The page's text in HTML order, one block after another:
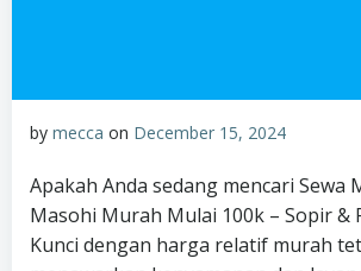
by mecca on December 15, 2024
Apakah Anda sedang mencari Sewa
Masohi Murah Mulai 100k – Sopir &
Kunci dengan harga relatif murah